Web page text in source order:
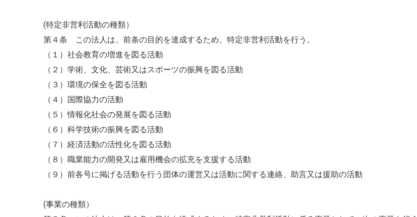
(特定非営利活動の種類）
第４条 この法人は、前条の目的を達成するため、特定非営利活動を行う。
（１）社会教育の増進を図る活動
（２）学術、文化、芸術又はスポーツの振興を図る活動
（３）環境の保全を図る活動
（４）国際協力の活動
（５）情報化社会の発展を図る活動
（６）科学技術の振興を図る活動
（７）経済活動の活性化を図る活動
（８）職業能力の開発又は雇用機会の拡充を支援する活動
（９）前各号に掲げる活動を行う団体の運営又は活動に関する連絡、助言又は援助の活動
(事業の種類）